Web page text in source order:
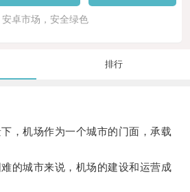
安卓市场，安全绿色
排行
机场作为一个城市的门面，承载
城市来说，机场的建设和运营成